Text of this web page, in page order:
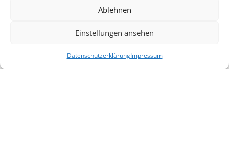
Ablehnen
Einstellungen ansehen
DatenschutzerklärungImpressum
Veröffentlichungen